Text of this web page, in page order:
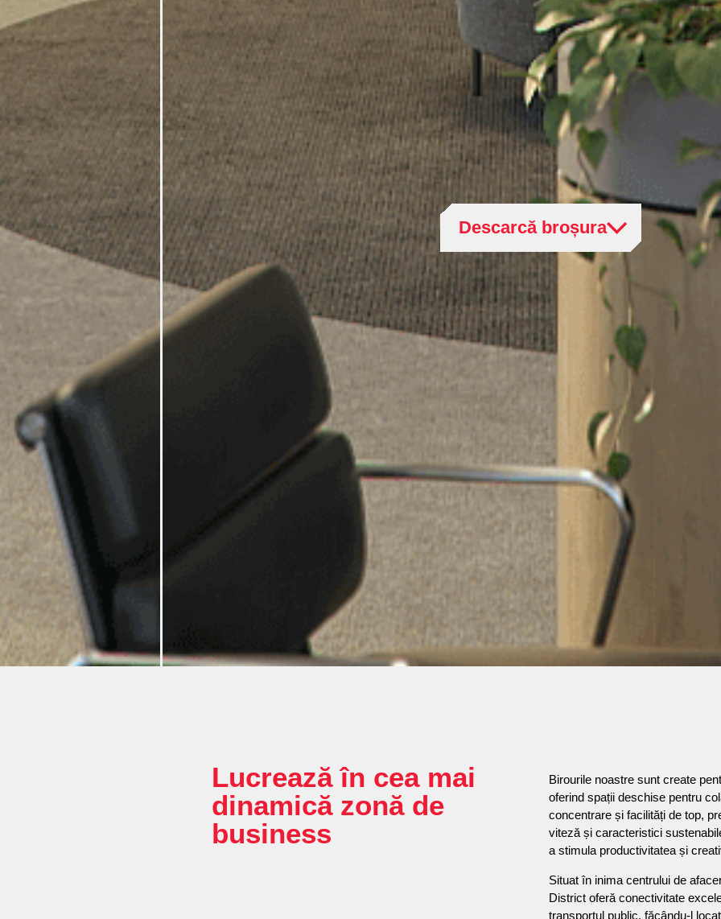
Descarcă broșura
Lucrează în cea mai
dinamică zonă de
business
Birourile noastre sunt create
oferind spații deschise pentru
concentrare și facilități de top,
viteză și caracteristici
a stimula productivitatea și
Situat în inima centrului de
District oferă conectivitate
transportul public, făcându-l